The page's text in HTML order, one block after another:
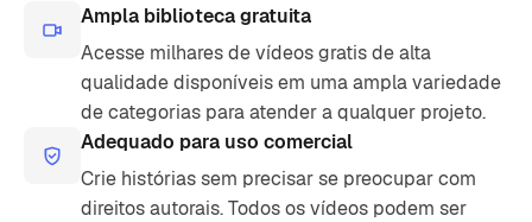
Ampla biblioteca gratuita
Acesse milhares de vídeos gratis de alta
qualidade disponíveis em uma ampla variedade
de categorias para atender a qualquer projeto.
Adequado para uso comercial
Crie histórias sem precisar se preocupar com
direitos autorais. Todos os vídeos podem ser